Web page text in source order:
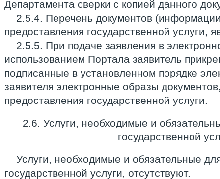
Департамента сверки с копией данного
2.5.4. Перечень документов
предоставления государственной услуги,
2.5.5. При подаче заявления в
использованием Портала заявитель
подписанные в установленном порядке
заявителя электронные образы
предоставления государственной услуги.
2.6. Услуги, необходимые и
государственной
Услуги, необходимые и обязательные
государственной услуги, отсутствуют.